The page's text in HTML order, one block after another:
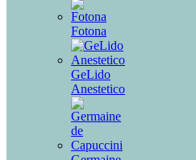
Fotona
GeLido
Anestetico